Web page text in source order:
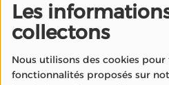
Les
collectons
Nous utilisons des cookies pour
fonctionnalités proposés sur
Se
Créer un